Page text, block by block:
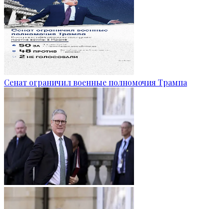
Сенат ограничил военные полномочия Трампа